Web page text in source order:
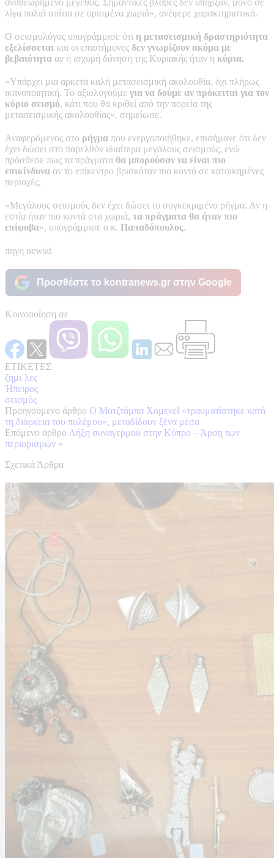
αναθεωρημένο μέγεθος. Σημαντικές βλάβες δεν υπήρξαν, μόνο σε
λίγα παλιά σπίτια σε ορισμένα χωριά», ανέφερε χαρακτηριστικά.
Ο σεισμολόγος υπογράμμισε ότι η μετασεισμική δραστηριότητα
εξελίσσεται και οι επιστήμονες δεν γνωρίζουν ακόμα με
βεβαιότητα αν η ισχυρή δόνηση της Κυριακής ήταν η κύρια.
«Υπάρχει μια αρκετά καλή μετασεισμική ακολουθία, όχι πλήρως
ικανοποιητική. Το αξιολογούμε για να δούμε αν πρόκειται για τον
κύριο σεισμό, κάτι που θα κριθεί από την πορεία της
μετασεισμικής ακολουθίας», σημείωσε.
Αναφερόμενος στο ρήγμα που ενεργοποιήθηκε, επισήμανε ότι δεν
έχει δώσει στο παρελθόν ιδιαίτερα μεγάλους σεισμούς, ενώ
πρόσθεσε πως τα πράγματα θα μπορούσαν να είναι πιο
επικίνδυνα αν το επίκεντρο βρισκόταν πιο κοντά σε κατοικημένες
περιοχές.
«Μεγάλους σεισμούς δεν έχει δώσει το συγκεκριμένο ρήγμα. Αν η
εστία ήταν πιο κοντά στα χωριά, τα πράγματα θα ήταν πιο
επίφοβα», υπογράμμισε ο κ. Παπαδόπουλος.
πηγη newsit
Προσθέστε το kontranews.gr στην Google
Κοινοποίηση σε
ΕΤΙΚΕΤΕΣ
ζημι΄λες
Ήπειρος
σεισμός
Προηγούμενο άρθρο Ο Μοτζτάμπα Χαμενεΐ «τραυματίστηκε κατά
τη διάρκεια του πολέμου», μεταδίδουν ξένα μέσα
Επόμενο άρθρο Λήξη συναγερμού στην Κύπρο – Άρση των
περιορισμών »
Σχετικά Άρθρα